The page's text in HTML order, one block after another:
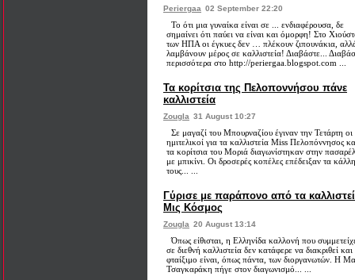
Periergaa 02 September 22:20
Το ότι μια γυναίκα είναι σε ... ενδιαφέρουσα, δε
σημαίνει ότι παύει να είναι και όμορφη! Στο
των ΗΠΑ οι έγκυες δεν … πλέκουν ζιπουνάκια,
λαμβάνουν μέρος σε καλλιστεία! Διαβάστε...
περισσότερα στο http://periergaa.blogspot.com ...
Τα κορίτσια της Πελοποννήσου πάνε
καλλιστεία
Zougla 31 August 10:27
Σε μαγαζί του Μπουρναζίου έγιναν την Τετάρτη οι
ημιτελικοί για τα καλλιστεία Miss Πελοπόννησος
τα κορίτσια του Μοριά διαγωνίστηκαν στην
με μπικίνι. Οι δροσερές κοπέλες επέδειξαν τα κάλλη
τους... ...
Γύρισε με παράπονο από τα
Μις Κόσμος
Zougla 20 August 13:14
Όπως είθισται, η Ελληνίδα καλλονή που
σε διεθνή καλλιστεία δεν κατάφερε να διακριθεί και
φταίξιμο είναι, όπως πάντα, των διοργανωτών. Η
Τσαγκαράκη πήγε στον διαγωνισμό... ...